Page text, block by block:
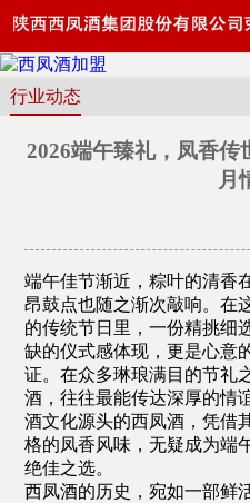
行业动态
2026端午臻礼，凤香传
月
端午佳节渐近，粽叶的清香
昂鼓点也随之渐次敲响。在
的传统节日里，一份精挑细
缺的仪式感体现，更是心意
证。在众多琳琅满目的节礼
酒，往往最能传达深厚的情
酒文化源头的西凤酒，凭借
格的凤香风味，无疑成为端
绝佳之选。
西凤酒的历史，宛如一部鲜